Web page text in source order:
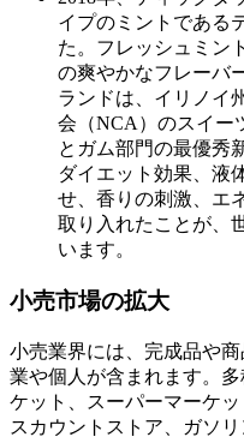
イプのミントである
た。フレッシュミン
の爽やかなフレーバ
ランドは、イリノイ
会（NCA）のスイー
とガム部門の最優秀
ダイエット効果、液
せ、香りの刺激、エ
取り入れたことが、
います。
小売市場の拡大
小売業界には、完成品や
業や個人が含まれます。
ケット、スーパーマーケ
スカウントストア、ガソ